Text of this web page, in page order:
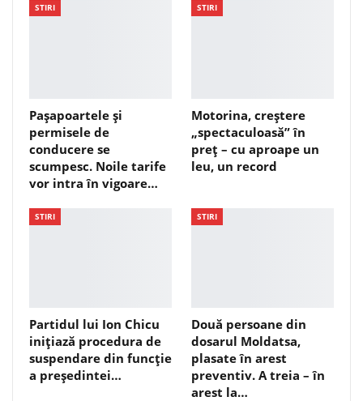
STIRI
Pașapoartele și
permisele de
conducere se
scumpesc. Noile tarife
vor intra în vigoare…
STIRI
Motorina, creștere
„spectaculoasă” în
preț – cu aproape un
leu, un record
STIRI
Partidul lui Ion Chicu
inițiază procedura de
suspendare din funcție
a președintei…
STIRI
Două persoane din
dosarul Moldatsa,
plasate în arest
preventiv. A treia – în
arest la…